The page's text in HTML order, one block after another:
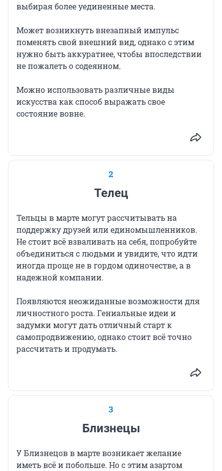
выбирая более уединенные места.
Может возникнуть внезапный импульс
поменять свой внешний вид, однако с этим
нужно быть аккуратнее, чтобы впоследствии
не пожалеть о содеянном.
Можно использовать различные виды
искусства как способ выражать свое
состояние вовне.
2
Телец
Тельцы в марте могут рассчитывать на
поддержку друзей или единомышленников.
Не стоит всё взваливать на себя, попробуйте
объединиться с людьми и увидите, что идти
иногда проще не в гордом одиночестве, а в
надежной компании.
Появляются неожиданные возможности для
личностного роста. Гениальные идеи и
задумки могут дать отличный старт к
самопродвижению, однако стоит всё точно
рассчитать и продумать.
3
Близнецы
У Близнецов в марте возникает желание
иметь всё и побольше. Но с этим азартом